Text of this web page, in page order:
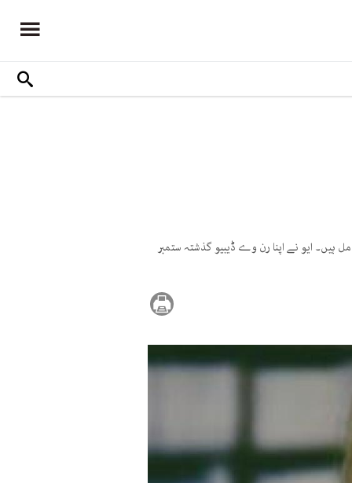
ہیں۔ ایو نے اپنا رن وے ڈیبیو گذشتہ ستمبر